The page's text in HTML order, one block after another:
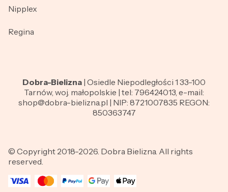
Nipplex
Regina
Dobra-Bielizna | Osiedle Niepodległości 1 33-100
Tarnów, woj. małopolskie | tel: 796424013, e-mail:
shop@dobra-bielizna.pl | NIP: 8721007835 REGON:
850363747
© Copyright 2018-2026. Dobra Bielizna. All rights
reserved.